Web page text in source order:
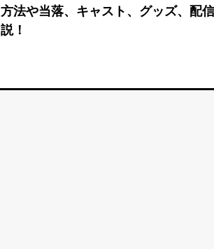
方法や当落、キャスト、グッズ、配
説！